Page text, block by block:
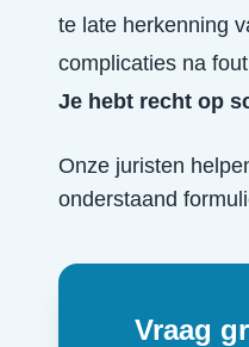
te late herkenning
complicaties na
Je hebt recht op
Onze juristen
onderstaand
Vraag